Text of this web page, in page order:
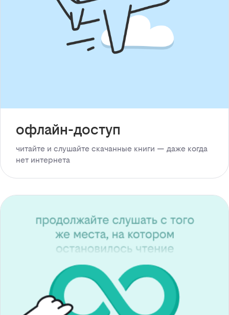
офлайн-доступ
читайте и слушайте скачанные книги — даже когда
нет интернета